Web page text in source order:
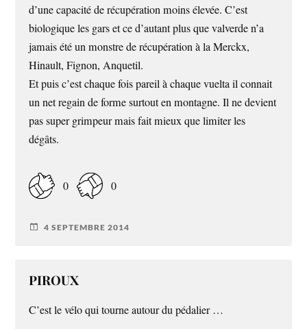
d’une capacité de récupération moins élevée. C’est
biologique les gars et ce d’autant plus que valverde n’a
jamais été un monstre de récupération à la Merckx,
Hinault, Fignon, Anquetil.
Et puis c’est chaque fois pareil à chaque vuelta il connait
un net regain de forme surtout en montagne. Il ne devient
pas super grimpeur mais fait mieux que limiter les
dégâts.
0 0
4 SEPTEMBRE 2014
PIROUX
C’est le vélo qui tourne autour du pédalier …